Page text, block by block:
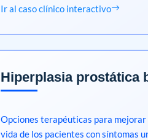
Ir al caso clínico interactivo
Hiperplasia prostática
Opciones terapéuticas para mejorar
vida de los pacientes con síntomas